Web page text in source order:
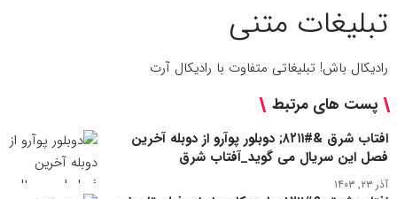
تبلیغات متنی
رادیکال باش! تبلیغاتی متفاوت با رادیکال آرت
پست های مرتبط
افتاب شرق &#۸۲۱۱; دوبلور پوآرو از دوبله آخرین
فصل این سریال می گوید_آفتاب شرق
آذر ۲۳, ۱۴۰۳